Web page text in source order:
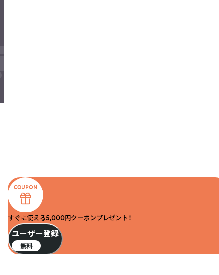
すぐに使える5,000円クーポンプレゼント！
ユーザー登録
無料